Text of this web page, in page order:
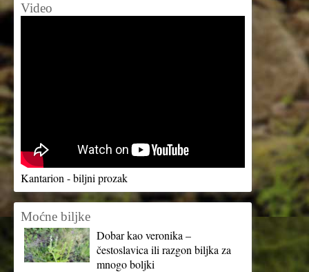
Video
Kantarion - biljni prozak
Moćne biljke
Dobar kao veronika –
čestoslavica ili razgon biljka za
mnogo boljki